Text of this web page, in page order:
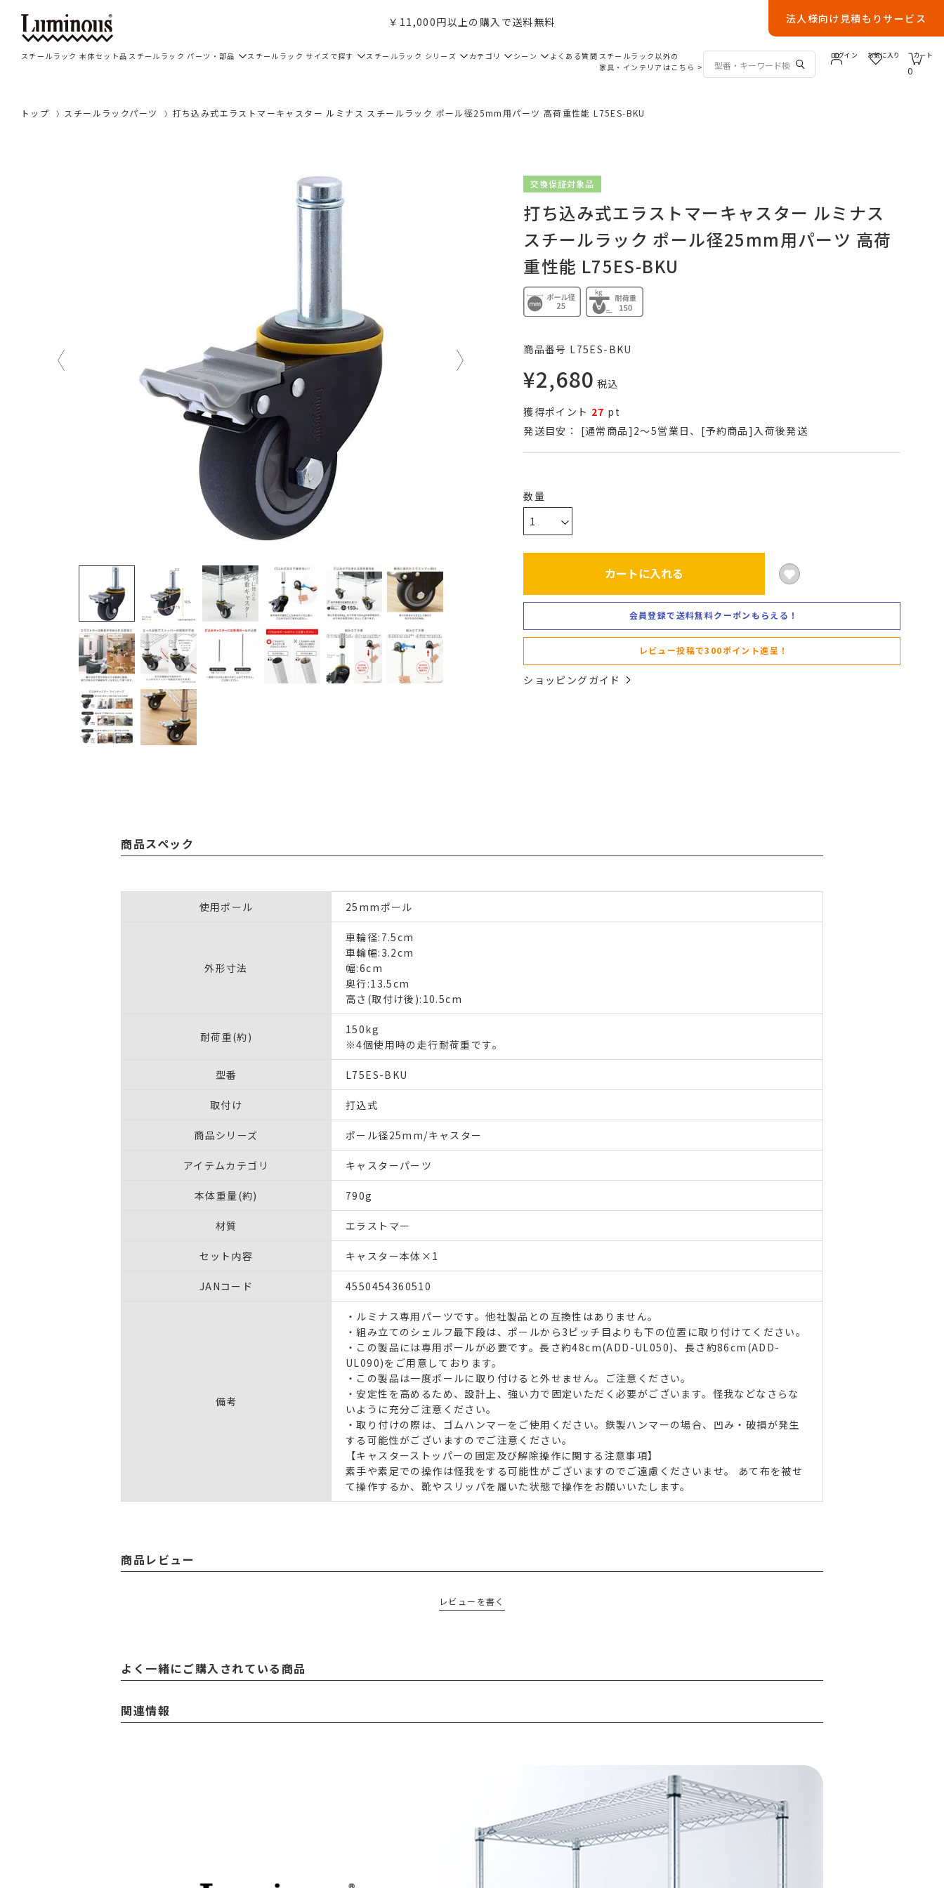
￥11,000円以上の購入で送料無料 法人様向け見積もりサービス
スチールラック 本体セット品 スチールラック パーツ・部品 スチールラック サイズで探す スチールラック シリーズ カテゴリ シーン よくある質問 スチールラック以外の
家具・インテリアはこちら >
ログイン お気に入り
0
カート
トップ スチールラックパーツ 打ち込み式エラストマーキャスター ルミナス スチールラック ポール径25mm用パーツ 高荷重性能 L75ES-BKU
交換保証対象品
打ち込み式エラストマーキャスター ルミナス
スチールラック ポール径25mm用パーツ 高荷
重性能 L75ES-BKU
商品番号 L75ES-BKU
¥2,680 税込
獲得ポイント 27 pt
発送目安：
[通常商品]2～5営業日、[予約商品]入荷後発送
カートに入れる
会員登録で送料無料クーポンもらえる！
レビュー投稿で300ポイント進呈！
ショッピングガイド
商品スペック
使用ポール 25mmポール
外形寸法
車輪径:7.5cm
車輪幅:3.2cm
幅:6cm
奥行:13.5cm
高さ(取付け後):10.5cm
耐荷重(約)
150kg
※4個使用時の走行耐荷重です。
型番 L75ES-BKU
取付け 打込式
商品シリーズ ポール径25mm/キャスター
アイテムカテゴリ キャスターパーツ
本体重量(約) 790g
材質 エラストマー
セット内容 キャスター本体×1
JANコード 4550454360510
備考
・ルミナス専用パーツです。他社製品との互換性はありません。
・組み立てのシェルフ最下段は、ポールから3ピッチ目よりも下の位置に取り付けてください。
・この製品には専用ポールが必要です。長さ約48cm(ADD-UL050)、長さ約86cm(ADD-
UL090)をご用意しております。
・この製品は一度ポールに取り付けると外せません。
ご注意ください。
・安定性を高めるため、設計上、強い力で固定いただく必要がございます。怪我などなさらな
いように充分ご注意ください。
・取り付けの際は、ゴムハンマーをご使用ください。鉄製ハンマーの場合、凹み・破損が発生
する可能性がございますのでご注意ください。
【キャスターストッパーの固定及び解除操作に関する注意事項】
素手や素足での操作は怪我をする可能性がございますのでご遠慮くださいませ。 あて布を被せ
て操作するか、靴やスリッパを履いた状態で操作をお願いいたします。
商品レビュー
レビューを書く
よく一緒にご購入されている商品
関連情報